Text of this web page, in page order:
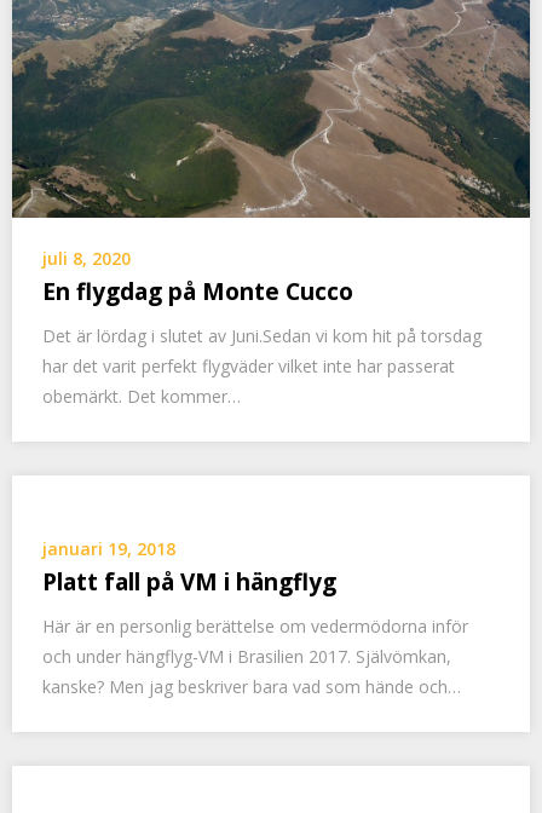
juli 8, 2020
En flygdag på Monte Cucco
Det är lördag i slutet av Juni.Sedan vi kom hit på torsdag
har det varit perfekt flygväder vilket inte har passerat
obemärkt. Det kommer…
januari 19, 2018
Platt fall på VM i hängflyg
Här är en personlig berättelse om vedermödorna inför
och under hängflyg-VM i Brasilien 2017. Självömkan,
kanske? Men jag beskriver bara vad som hände och…